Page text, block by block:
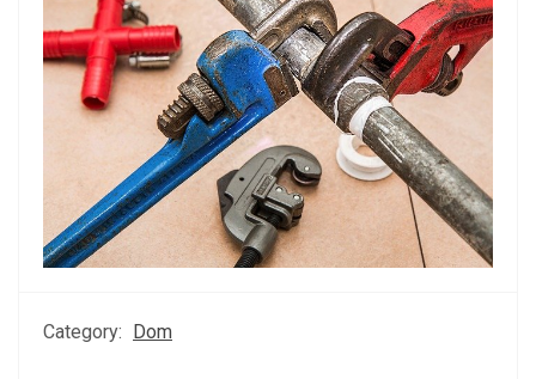
Category: Dom